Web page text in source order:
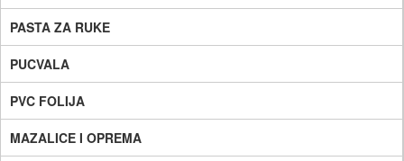
PASTA ZA RUKE
PUCVALA
PVC FOLIJA
MAZALICE I OPREMA